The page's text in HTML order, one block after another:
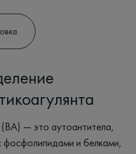
(ВА) — это аутоантитела,
фосфолипидами и белками,